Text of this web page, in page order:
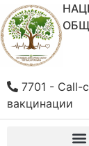
7701 - Call-
вакцинации